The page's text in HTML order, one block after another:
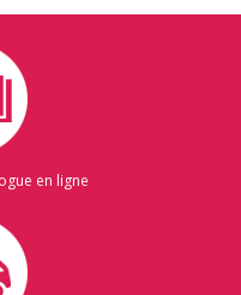
en ligne